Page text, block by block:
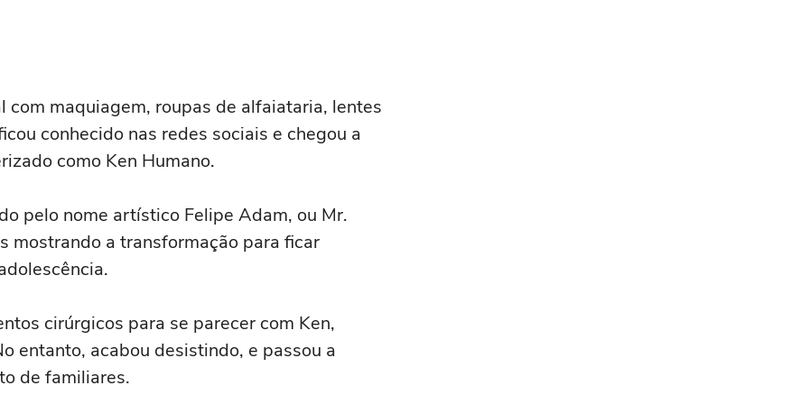
maquiagem, roupas de alfaiataria, lentes
conhecido nas redes sociais e chegou a
como Ken Humano.
pelo nome artístico Felipe Adam, ou Mr.
mostrando a transformação para ficar
cirúrgicos para se parecer com Ken,
entanto, acabou desistindo, e passou a
de familiares.